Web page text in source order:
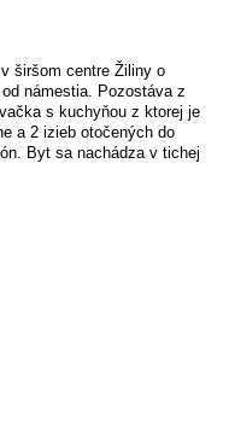
širšom centre Žiliny o
námestia. Pozostáva z
s kuchyňou z ktorej je
a 2 izieb otočených do
Byt sa nachádza v tichej